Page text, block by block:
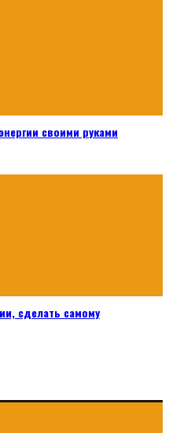
своими руками
сделать самому